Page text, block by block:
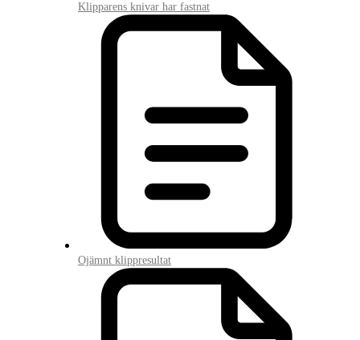
Klipparens knivar har fastnat
Ojämnt klippresultat